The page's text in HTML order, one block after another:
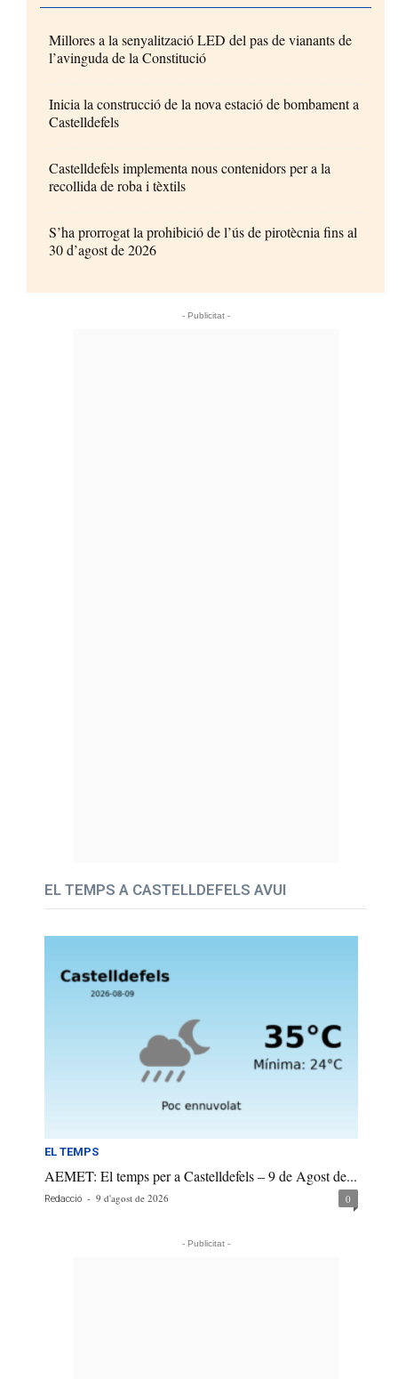
Millores a la senyalització LED del pas de vianants de
l’avinguda de la Constitució
Inicia la construcció de la nova estació de bombament a
Castelldefels
Castelldefels implementa nous contenidors per a la
recollida de roba i tèxtils
S’ha prorrogat la prohibició de l’ús de pirotècnia fins al
30 d’agost de 2026
- Publicitat -
EL TEMPS A CASTELLDEFELS AVUI
EL TEMPS
AEMET: El temps per a Castelldefels – 9 de Agost de...
Redacció - 9 d'agost de 2026 0
- Publicitat -